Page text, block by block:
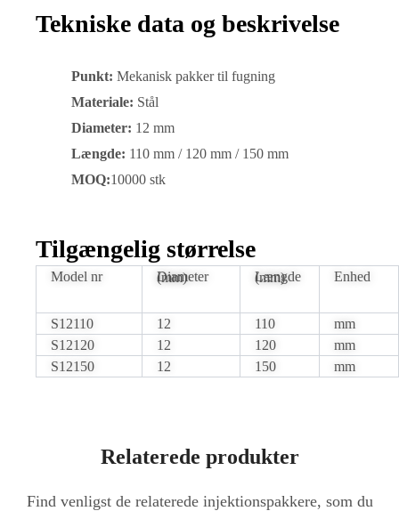
Tekniske data og beskrivelse
Punkt: Mekanisk pakker til fugning
Materiale: Stål
Diameter: 12 mm
Længde: 110 mm / 120 mm / 150 mm
MOQ:10000 stk
Tilgængelig størrelse
Model nr Diameter (mm) Længde (mm) Enhed
S12110 12 110
mm
S12120
12 120
mm
S12150
12 150 mm
Relaterede produkter
Find venligst de relaterede injektionspakkere, som du